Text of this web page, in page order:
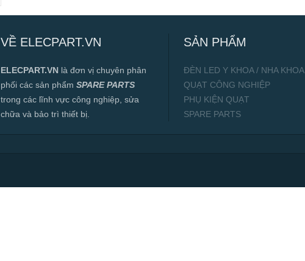
VỀ ELECPART.VN
ELECPART.VN là đơn vị chuyên phân
phối các sản phẩm SPARE PARTS
trong các lĩnh vực công nghiệp, sửa
chữa và bảo trì thiết bị.
SẢN PHẨM
ĐÈN LED Y KHOA / NHA KHOA
QUẠT CÔNG NGHIỆP
PHỤ KIỆN QUẠT
SPARE PARTS